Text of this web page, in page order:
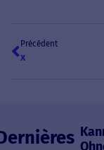
Précédent
x